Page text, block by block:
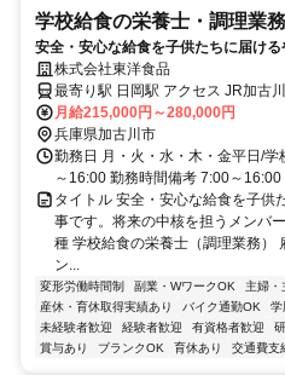
学校給食の栄養士・調理業務
安全・安心な給食を子供たちに届け
の中核を担うメンバー育成のため大募
株式会社東洋食品
最寄り駅 日岡駅 アクセス JR加古川線[日岡駅]～徒歩12分 ※日岡山市
民プール近く
月給215,000円～280,000円
兵庫県加古川市
勤務日 月・火・水・木・金平日/
～16:00 勤務時間備考 7:00～16:00
タイトル 安全・安心な給食を子供
事です。将来の中核を担うメンバ
種 学校給食の栄養士（調理業務）
ン...
変形労働時間制 副業・WワークOK 主婦・
産休・育休取得実績あり
バイク通勤OK 学
未経験者歓迎
経験者歓迎 有資格者歓迎
賞与あり
ブランクOK 育休あり 交通費支